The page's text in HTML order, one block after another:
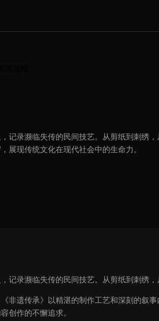
记录濒临失传的民间技艺。从剪纸到刺绣
展现传统文化在现代社会中的生命力。
记录濒临失传的民间技艺。从剪纸到刺绣
非遗传承》以精湛的制作工艺和深刻的叙
创作的不懈追求。